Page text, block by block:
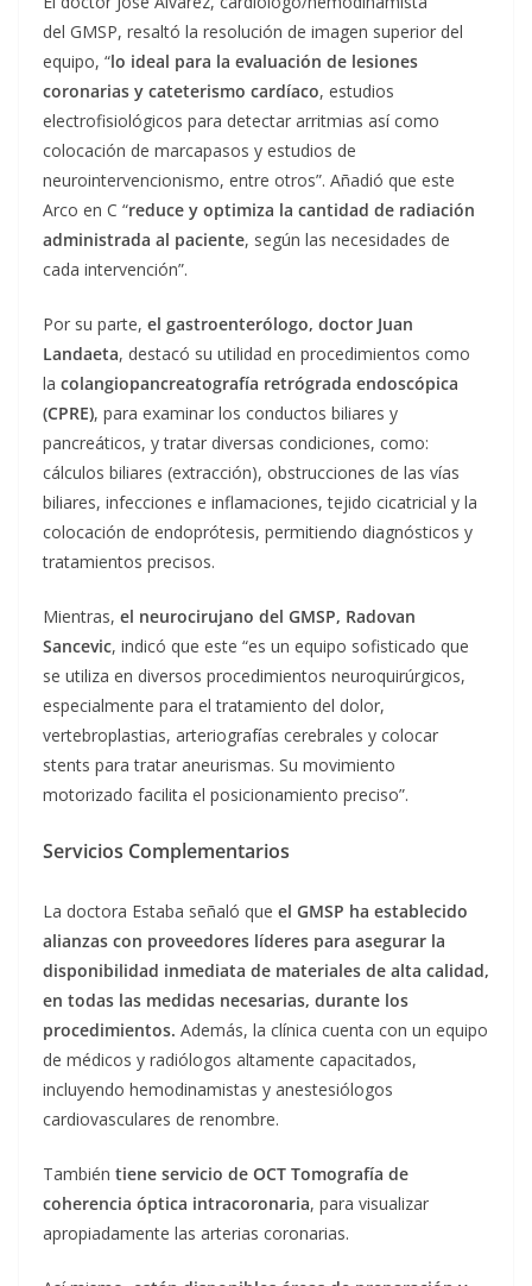
del GMSP, resaltó la resolución de imagen superior del
equipo, “lo ideal para la evaluación de lesiones
coronarias y cateterismo cardíaco, estudios
electrofisiológicos para detectar arritmias así como
colocación de marcapasos y estudios de
neurointervencionismo, entre otros”. Añadió que este
Arco en C “reduce y optimiza la cantidad de radiación
administrada al paciente, según las necesidades de
cada intervención”.
Por su parte, el gastroenterólogo, doctor Juan
Landaeta, destacó su utilidad en procedimientos como
la colangiopancreatografía retrógrada endoscópica
(CPRE), para examinar los conductos biliares y
pancreáticos, y tratar diversas condiciones, como:
cálculos biliares (extracción), obstrucciones de las vías
biliares, infecciones e inflamaciones, tejido cicatricial y la
colocación de endoprótesis, permitiendo diagnósticos y
tratamientos precisos.
Mientras, el neurocirujano del GMSP, Radovan
Sancevic, indicó que este “es un equipo sofisticado que
se utiliza en diversos procedimientos neuroquirúrgicos,
especialmente para el tratamiento del dolor,
vertebroplastias, arteriografías cerebrales y colocar
stents para tratar aneurismas. Su movimiento
motorizado facilita el posicionamiento preciso”.
Servicios Complementarios
La doctora Estaba señaló que el GMSP ha establecido
alianzas con proveedores líderes para asegurar la
disponibilidad inmediata de materiales de alta calidad,
en todas las medidas necesarias, durante los
procedimientos. Además, la clínica cuenta con un equipo
de médicos y radiólogos altamente capacitados,
incluyendo hemodinamistas y anestesiólogos
cardiovasculares de renombre.
También tiene servicio de OCT Tomografía de
coherencia óptica intracoronaria, para visualizar
apropiadamente las arterias coronarias.